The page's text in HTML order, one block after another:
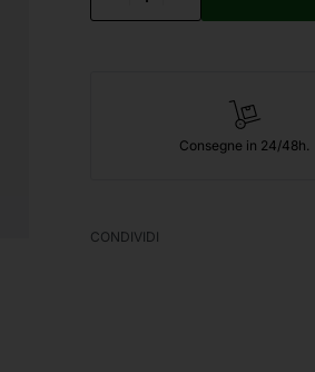
Consegne in 24/48h.
CONDIVIDI